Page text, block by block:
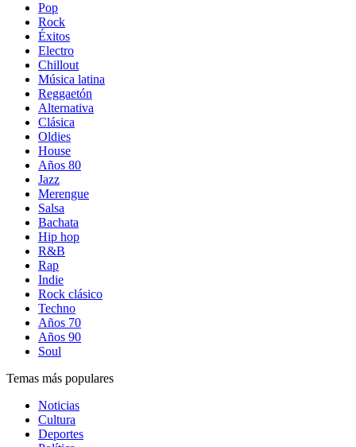
Pop
Rock
Éxitos
Electro
Chillout
Música latina
Reggaetón
Alternativa
Clásica
Oldies
House
Años 80
Jazz
Merengue
Salsa
Bachata
Hip hop
R&B
Rap
Indie
Rock clásico
Techno
Años 70
Años 90
Soul
Temas más populares
Noticias
Cultura
Deportes